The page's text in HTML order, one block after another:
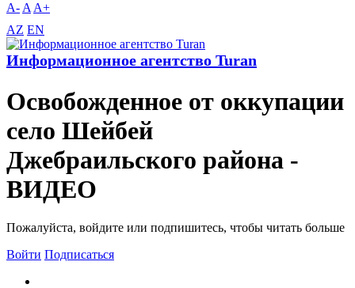
A- A A+
AZ EN
Информационное агентство Turan
Освобожденное от оккупации
село Шейбей
Джебраильского района -
ВИДЕО
Пожалуйста, войдите или подпишитесь, чтобы читать больше
Войти Подписаться